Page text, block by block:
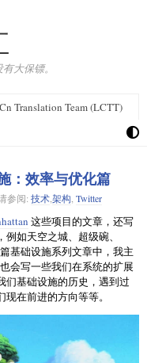
大保镖。
Translation Team (LCTT)
：效率与优化篇
参阅: 技术,架构 Twitter
这些项目的文章，还写
例如天空之城、超级碗、
基础设施系列文章中，我主
会写一些我们在系统的扩展
们基础设施的历史，遇到过
在前进的方向等等。